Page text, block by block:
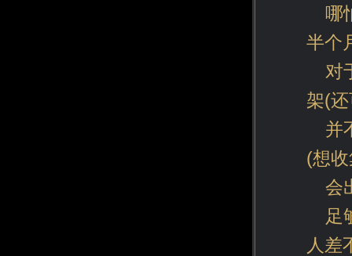
哪
半个
对
架(
并
(想
会
足
人差